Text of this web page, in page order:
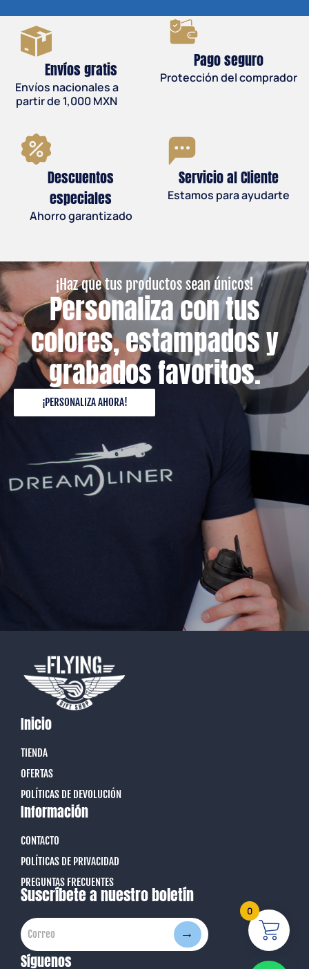
Envíos gratis
Envíos nacionales a
partir de 1,000 MXN
Pago seguro
Protección del comprador
Descuentos
especiales
Ahorro garantizado
Servicio al Cliente
Estamos para ayudarte
¡Haz que tus productos sean únicos!
Personaliza con tus
colores, estampados y
grabados favoritos.
¡PERSONALIZA AHORA!
Inicio
TIENDA
OFERTAS
POLÍTICAS DE DEVOLUCIÓN
Información
CONTACTO
POLÍTICAS DE PRIVACIDAD
PREGUNTAS FRECUENTES
Suscríbete a nuestro boletín
Correo
Correo →
Síguenos
0